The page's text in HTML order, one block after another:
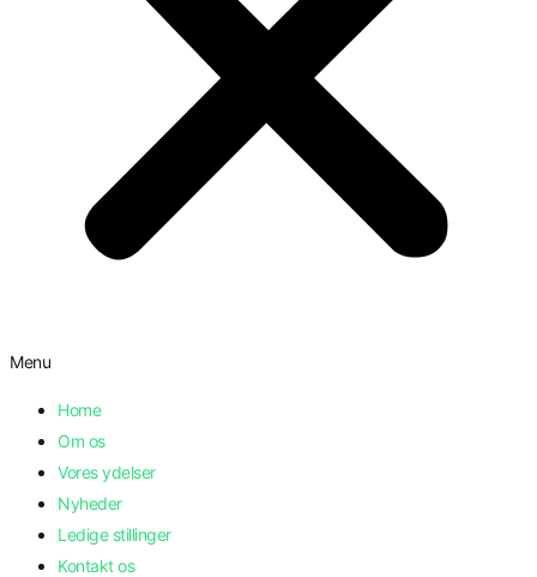
Menu
Home
Om os
Vores ydelser
Nyheder
Ledige stillinger
Kontakt os